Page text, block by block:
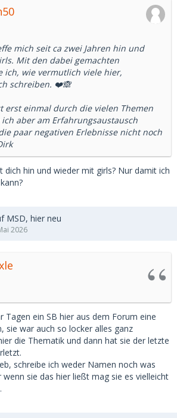
mich seit ca zwei Jahren hin und
Mit den dabei gemachten
ich, wie vermutlich viele hier,
schreiben. ❤️🙈
erst einmal durch die vielen Themen
aber am Erfahrungsaustausch
paar negativen Erlebnisse nicht noch
hin und wieder mit girls? Nur damit ich
MSD, hier neu
2026
Tagen ein SB hier aus dem Forum eine
sie war auch so locker alles ganz
die Thematik und dann hat sie der letzte
schreibe ich weder Namen noch was
sie das hier ließt mag sie es vielleicht